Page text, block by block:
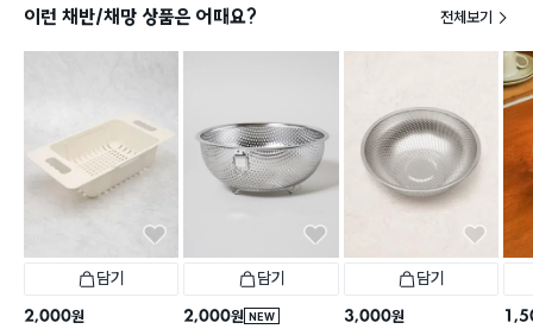
이런 채반/채망 상품은 어때요? 전체보기
담기
2,000원
담기
NEW
2,000원
담기
3,000원